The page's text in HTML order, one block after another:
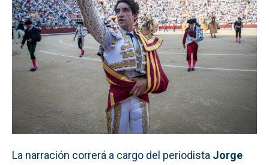
La narración correrá a cargo del periodista Jorge